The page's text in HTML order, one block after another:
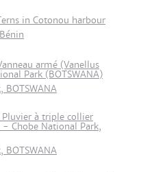
in Cotonou harbour
armé (Vanellus
Park (BOTSWANA)
BOTSWANA
à triple collier
Chobe National Park,
BOTSWANA